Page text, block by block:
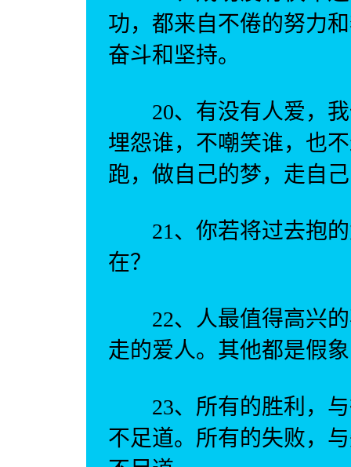
功，都来自不倦的努力
奋斗和坚持。
20、有没有人爱，我
埋怨谁，不嘲笑谁，也
跑，做自己的梦，走自
21、你若将过去抱的
在？
22、人最值得高兴的
走的爱人。其他都是假
23、所有的胜利，与
不足道。所有的失败，